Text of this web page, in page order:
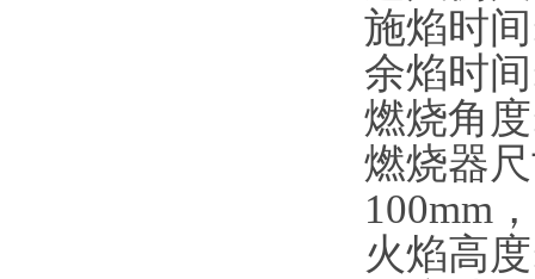
施焰时
余焰时
燃烧角
燃烧器
100mm
火焰高